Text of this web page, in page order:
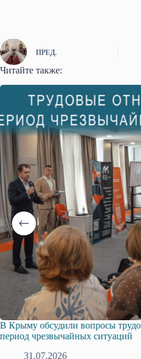
ПРЕД.
Читайте также:
В Крыму обсудили вопросы
период чрезвычайных ситуаций
31.07.2026